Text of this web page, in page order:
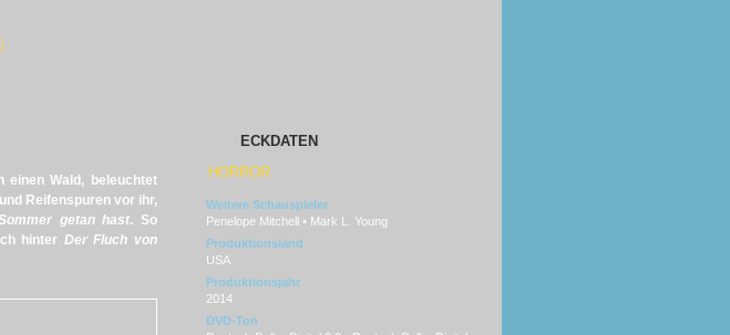
einen Wald, beleuchtet
Reifenspuren vor ihr,
getan hast. So
hinter Der Fluch von
ECKDATEN
HORROR
Weitere Schauspieler
Penelope Mitchell • Mark L. Young
Produktionsland
USA
Produktionsjahr
2014
DVD-Ton